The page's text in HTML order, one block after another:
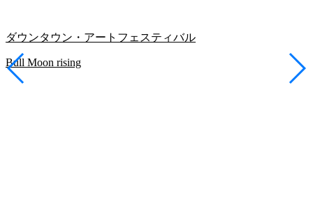
ダウンタウン・アートフェスティバル
Bull Moon rising